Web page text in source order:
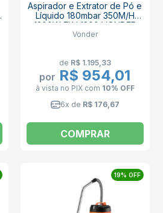
Aspirador e Extrator de Pó e
Líquido 180mbar 350M/H
1300W ELV 1300 VONDER
Vonder
de R$ 1.195,33
por R$ 954,01
à vista no PIX com 10% OFF
6x de R$ 176,67
COMPRAR
19% OFF